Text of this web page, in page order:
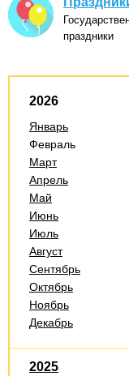
праздники
2026
Январь
Февраль
Март
Апрель
Май
Июнь
Июль
Август
Сентябрь
Октябрь
Ноябрь
Декабрь
2025